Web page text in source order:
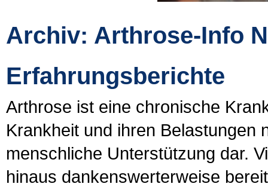
Archiv: Arthrose-Info
Erfahrungsberichte
Arthrose ist eine chronische
Krankheit und ihren Belastungen
menschliche Unterstützung dar.
hinaus dankenswerterweise